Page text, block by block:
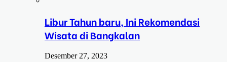
Libur Tahun baru, Ini Rekomendasi
Wisata di Bangkalan
Desember 27, 2023